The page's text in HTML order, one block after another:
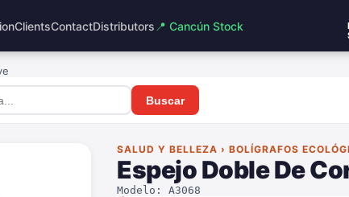
ClientsContactDistributors 📍 Cancún Stock
Buscar
SALUD Y BELLEZA › BOLÍGRAFOS
Espejo Doble De
Modelo: A3068